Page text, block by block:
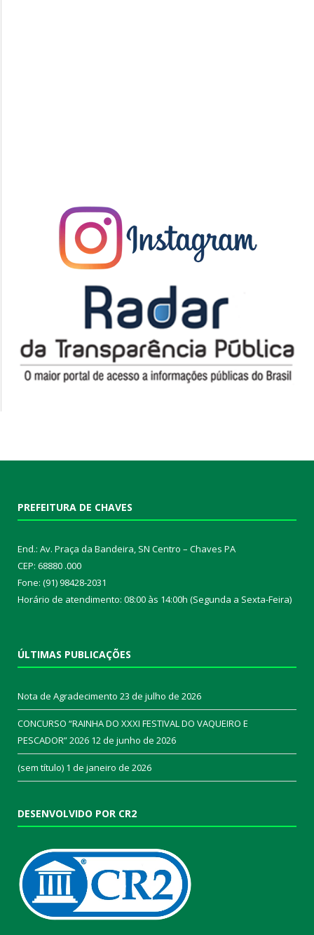
PREFEITURA DE CHAVES
End.: Av. Praça da Bandeira, SN Centro – Chaves PA
CEP: 68880 .000
Fone: (91) 98428-2031
Horário de atendimento: 08:00 às 14:00h (Segunda a Sexta-Feira)
ÚLTIMAS PUBLICAÇÕES
Nota de Agradecimento 23 de julho de 2026
CONCURSO “RAINHA DO XXXI FESTIVAL DO VAQUEIRO E
PESCADOR” 2026 12 de junho de 2026
(sem título) 1 de janeiro de 2026
DESENVOLVIDO POR CR2